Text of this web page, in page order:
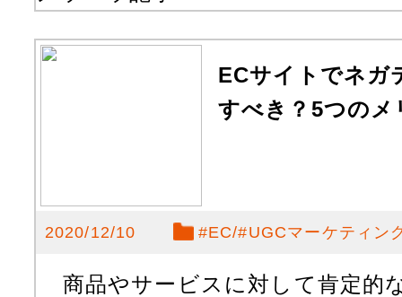
ECサイトでネガ
すべき？5つのメ
2020/12/10 #EC #UGCマーケティン
商品やサービスに対して肯定的